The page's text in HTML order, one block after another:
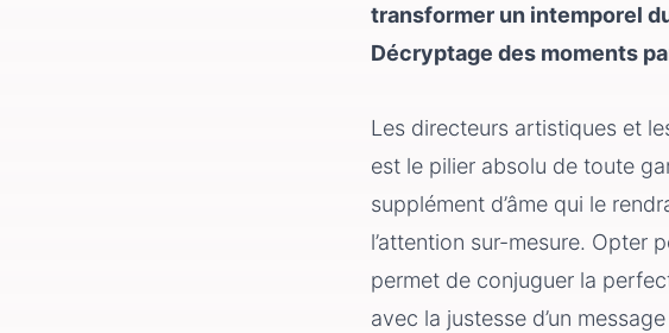
transformer un intemporel
Décryptage des moments
Les directeurs artistiques et
est le pilier absolu de toute
supplément d’âme qui le
l’attention sur-mesure. Opter
permet de conjuguer la
avec la justesse d’un